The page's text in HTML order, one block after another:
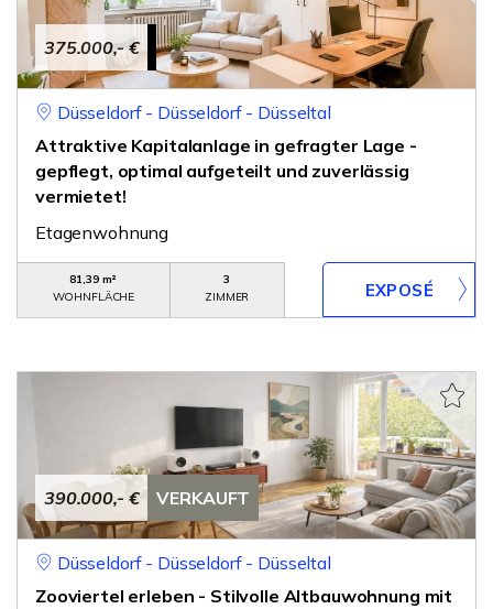
375.000,- €
Düsseldorf - Düsseldorf - Düsseltal
Attraktive Kapitalanlage in gefragter Lage -
gepflegt, optimal aufgeteilt und zuverlässig
vermietet!
Etagenwohnung
81,39 m²
WOHNFLÄCHE
3
ZIMMER
390.000,- € VERKAUFT
Düsseldorf - Düsseldorf - Düsseltal
Zooviertel erleben - Stilvolle Altbauwohnung mit